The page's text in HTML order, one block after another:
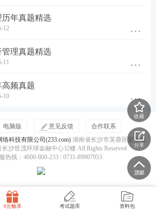
在线刷>>
业备考要刷题的历年真题，除了
入口外，还可以可以通过以下方
233网校APP
从业】
【历年真题】，即可随时随地刷
索【233网校银行从业题库】或者
考证题库
】小程序，或者直接扫
可刷题。
年真题精选
12
理真题精选
11
频真题
10
收藏
分享
电脑版 意见反馈
合作联系
科技有限公司(233.com)湖南省长沙市芙蓉区定王台
沙世茂环球金融中心32楼 All Rights Reserved
热线：4000-800-233 / 0731-89907953
0元畅享 考试题库 资料包